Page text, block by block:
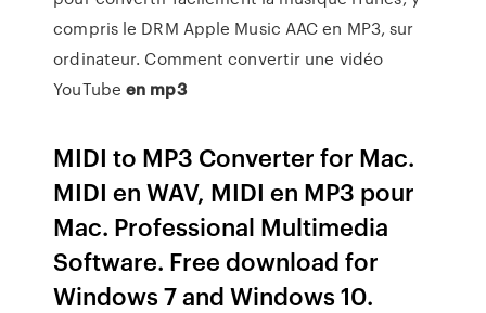
compris le DRM Apple Music AAC en MP3, sur
ordinateur. Comment convertir une vidéo
YouTubeen mp3
MIDI to MP3 Converter for Mac.
MIDI en WAV, MIDI en MP3 pour
Mac. Professional Multimedia
Software. Free download for
Windows 7 and Windows 10.